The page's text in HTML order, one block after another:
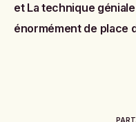
et La technique
énormément de place